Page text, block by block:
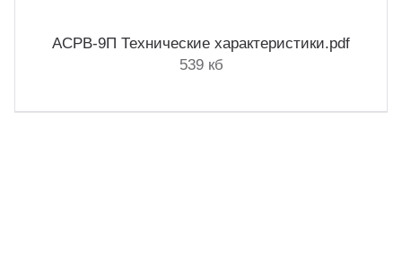
АСРВ-9П Технические характеристики.pdf
539 кб